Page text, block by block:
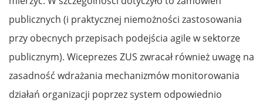
publicznych (i praktycznej niemożności zastosowania
przy obecnych przepisach podejścia agile w sektorze
publicznym). Wiceprezes ZUS zwracał również uwagę na
zasadność wdrażania mechanizmów monitorowania
działań organizacji poprzez system odpowiednio